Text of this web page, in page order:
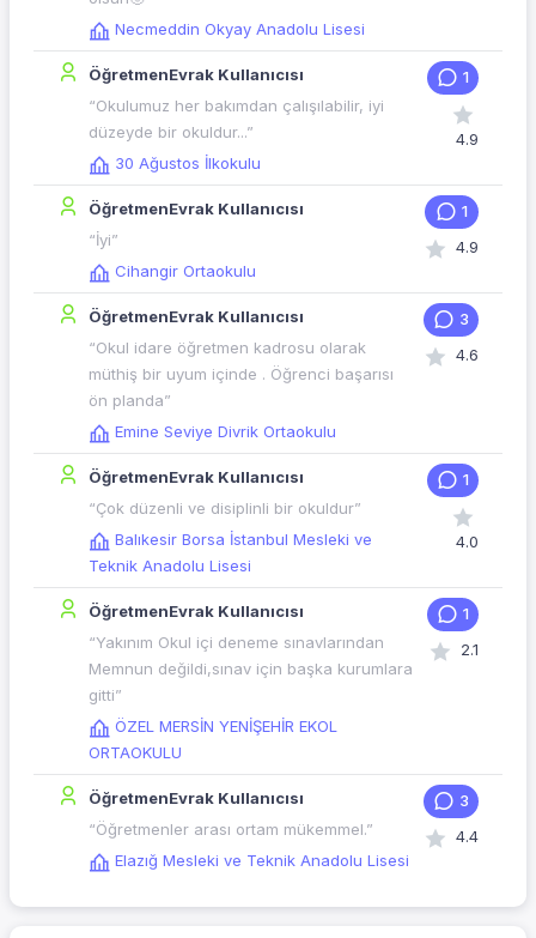
Necmeddin Okyay Anadolu Lisesi
ÖğretmenEvrak Kullanıcısı
“Okulumuz her bakımdan çalışılabilir, iyi
düzeyde bir okuldur...”
30 Ağustos İlkokulu
1
4.9
ÖğretmenEvrak Kullanıcısı
“İyi”
Cihangir Ortaokulu
1
4.9
ÖğretmenEvrak Kullanıcısı
“Okul idare öğretmen kadrosu olarak
müthiş bir uyum içinde . Öğrenci başarısı
ön planda”
Emine Seviye Divrik Ortaokulu
3
4.6
ÖğretmenEvrak Kullanıcısı
“Çok düzenli ve disiplinli bir okuldur”
Balıkesir Borsa İstanbul Mesleki ve
Teknik Anadolu Lisesi
1
4.0
ÖğretmenEvrak Kullanıcısı
“Yakınım Okul içi deneme sınavlarından
Memnun değildi,sınav için başka kurumlara
gitti”
ÖZEL MERSİN YENİŞEHİR EKOL
ORTAOKULU
1
2.1
ÖğretmenEvrak Kullanıcısı
“Öğretmenler arası ortam mükemmel.”
Elazığ Mesleki ve Teknik Anadolu Lisesi
3
4.4